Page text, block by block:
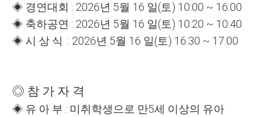
◈ 경연대회 : 2026년 5월 16 일(토) 10:00 ~ 16:00
◈ 축하공연 : 2026년 5월 16 일(토) 10:20 ~ 10:40
◈ 시 상 식 : 2026년 5월 16 일(토) 16:30 ~ 17:00
◎ 참 가 자 격
◈ 유 아 부 : 미취학생으로 만5세 이상의 유아